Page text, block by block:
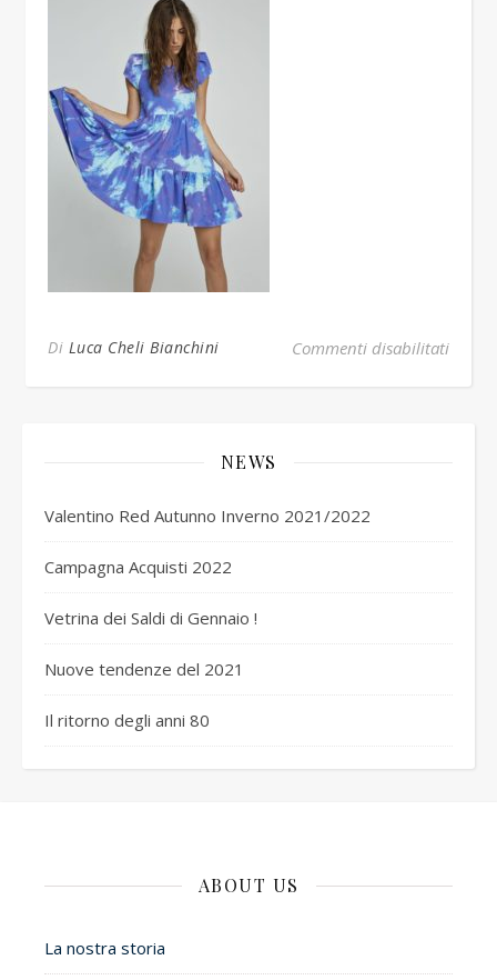
Di Luca Cheli Bianchini Commenti disabilitatisu tie
NEWS
Valentino Red Autunno Inverno 2021/2022
Campagna Acquisti 2022
Vetrina dei Saldi di Gennaio !
Nuove tendenze del 2021
Il ritorno degli anni 80
ABOUT US
La nostra storia